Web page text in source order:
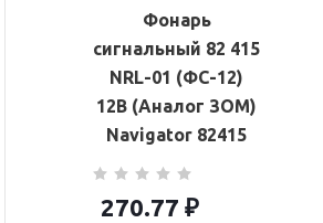
Фонарь
сигнальный 82 415
NRL-01 (ФС-12)
12В (Аналог ЗОМ)
Navigator 82415
270.77 ₽